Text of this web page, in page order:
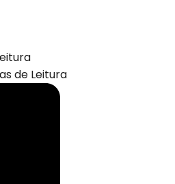
de Leitura